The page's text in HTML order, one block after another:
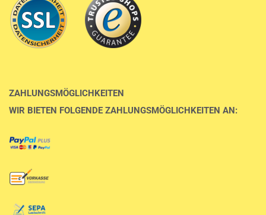
ZAHLUNGSMÖGLICHKEITEN
WIR BIETEN FOLGENDE ZAHLUNGSMÖGLICHKEITEN AN: